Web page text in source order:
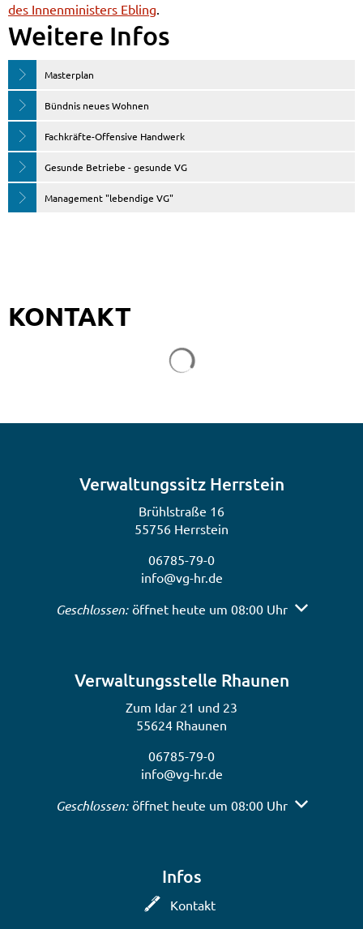
des Innenministers Ebling.
Weitere Infos
Masterplan
Bündnis neues Wohnen
Fachkräfte-Offensive Handwerk
Gesunde Betriebe - gesunde VG
Management "lebendige VG"
KONTAKT
Verwaltungssitz Herrstein
Brühlstraße 16
55756 Herrstein
06785-79-0
info@vg-hr.de
Klicken, um weitere Öffnungs- oder Schließzeiten
Geschlossen: öffnet heute um 08:00 Uhr
Verwaltungsstelle Rhaunen
Zum Idar 21 und 23
55624 Rhaunen
06785-79-0
info@vg-hr.de
Klicken, um weitere Öffnungs- oder Schließzeiten
Geschlossen: öffnet heute um 08:00 Uhr
Infos
Kontakt